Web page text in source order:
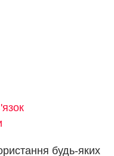
будь-яких